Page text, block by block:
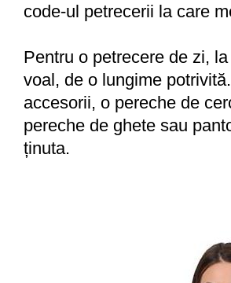
code-ul petrecerii la care
Pentru o petrecere de zi,
voal, de o lungime
accesorii, o pereche de
pereche de ghete sau
ținuta.